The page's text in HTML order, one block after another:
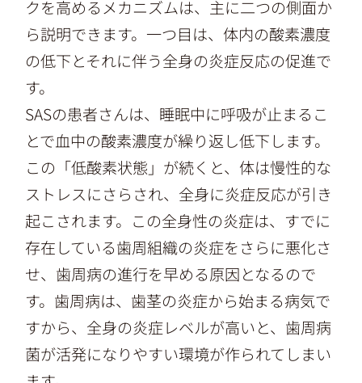
クを高めるメカニズムは、主に二つの側面か
ら説明できます。一つ目は、体内の酸素濃度
の低下とそれに伴う全身の炎症反応の促進で
す。
SASの患者さんは、睡眠中に呼吸が止まるこ
とで血中の酸素濃度が繰り返し低下します。
この「低酸素状態」が続くと、体は慢性的な
ストレスにさらされ、全身に炎症反応が引き
起こされます。この全身性の炎症は、すでに
存在している歯周組織の炎症をさらに悪化さ
せ、歯周病の進行を早める原因となるので
す。歯周病は、歯茎の炎症から始まる病気で
すから、全身の炎症レベルが高いと、歯周病
菌が活発になりやすい環境が作られてしまい